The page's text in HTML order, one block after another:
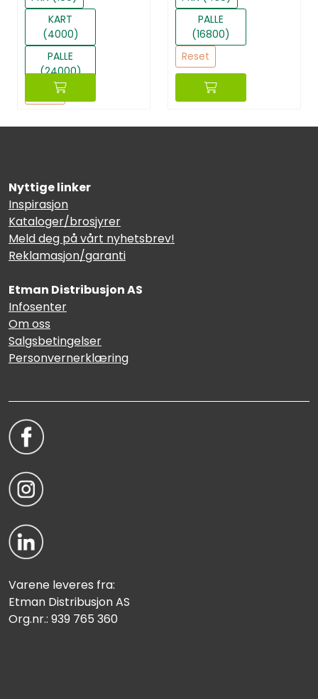
KART
(4000)
PALLE
(24000)
Reset
PALLE
(16800)
Reset
Nyttige linker
Inspirasjon
Kataloger/brosjyrer
Meld deg på vårt nyhetsbrev!
Reklamasjon/garanti
Etman Distribusjon AS
Infosenter
Om oss
Salgsbetingelser
Personvernerklæring
Varene leveres fra:
Etman Distribusjon AS
Org.nr.: 939 765 360